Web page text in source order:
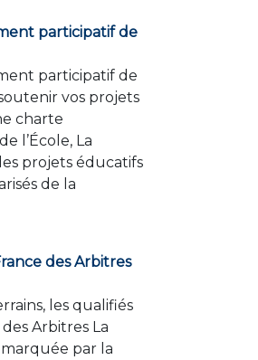
participatif de
participatif de
vos projets
charte
l’École, La
projets éducatifs
de la
des Arbitres
les qualifiés
Arbitres La
par la